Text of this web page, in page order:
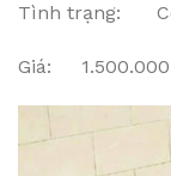
Tình trạng:
Giá: 1.500.000